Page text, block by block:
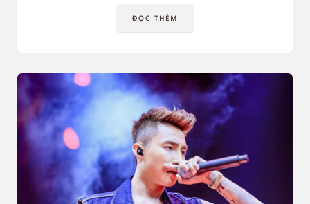
ĐỌC THÊM